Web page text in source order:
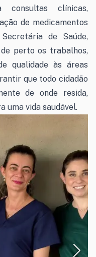
consultas clínicas,
de medicamentos
de Saúde,
de perto os trabalhos,
qualidade às áreas
que todo cidadão
de onde resida,
uma vida saudável.